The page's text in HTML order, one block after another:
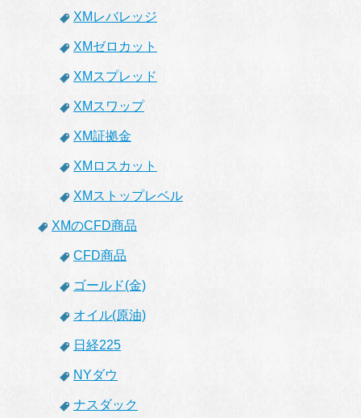
XMレバレッジ
XMゼロカット
XMスプレッド
XMスワップ
XM証拠金
XMロスカット
XMストップレベル
XMのCFD商品
CFD商品
ゴールド(金)
オイル(原油)
日経225
NYダウ
ナスダック